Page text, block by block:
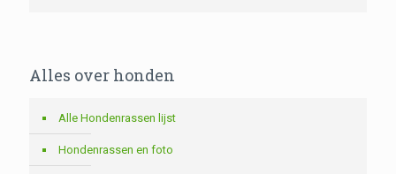
Alles over honden
Alle Hondenrassen lijst
Hondenrassen en foto